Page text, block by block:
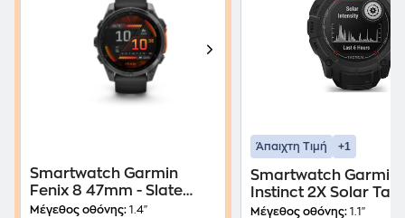
Smartwatch Garmin
Fenix 8 47mm - Slate
Gray with Black Silicone
Μέγεθος οθόνης: 1.4"
Άπαιχτη Τιμή +1
Smartwatch Garmin
Instinct 2X Solar
Edition 50mm -
Μέγεθος οθόνης: 1.1"